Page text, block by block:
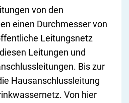
von den
einen Durchmesser von
Leitungsnetz
Leitungen und
Bis zur
Hausanschlussleitung
Von hier